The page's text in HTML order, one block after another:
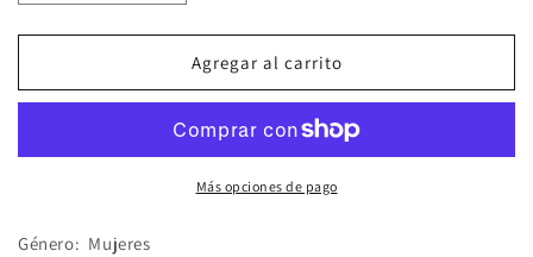
cantidad
para
de
cantidad
para
Cadena
de
Dorada
Agregar al carrito
Más opciones de pago
Género: Mujeres